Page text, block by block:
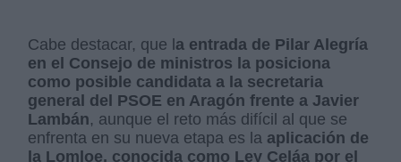
Cabe destacar, que l a entrada de Pilar Alegría
en el Consejo de ministros la posiciona
como posible candidata a la secretaria
general del PSOE en Aragón frente a Javier
Lambán, aunque el reto más difícil al que se
enfrenta en su nueva etapa es la aplicación de
la Lomloe, conocida como Ley Celáa por el